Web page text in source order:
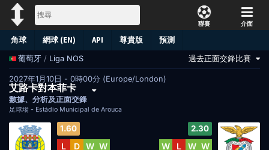
聯賽 介面
角球 網球 (EN) API 尊貴版 預測
葡萄牙 / Liga NOS 過去正面交鋒比賽
2027年1月10日 - 0時00分 (Europe/London)
艾路卡對本菲卡
數據、分析及正面交鋒
足球場 - Estádio Municipal de Arouca
1.60
L D W W
2.30
W L W W